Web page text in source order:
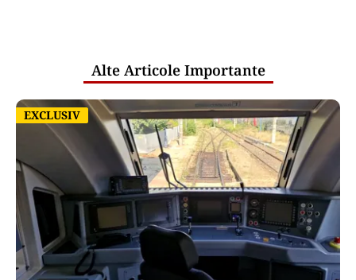
Alte Articole Importante
EXCLUSIV
EXCLUSIV